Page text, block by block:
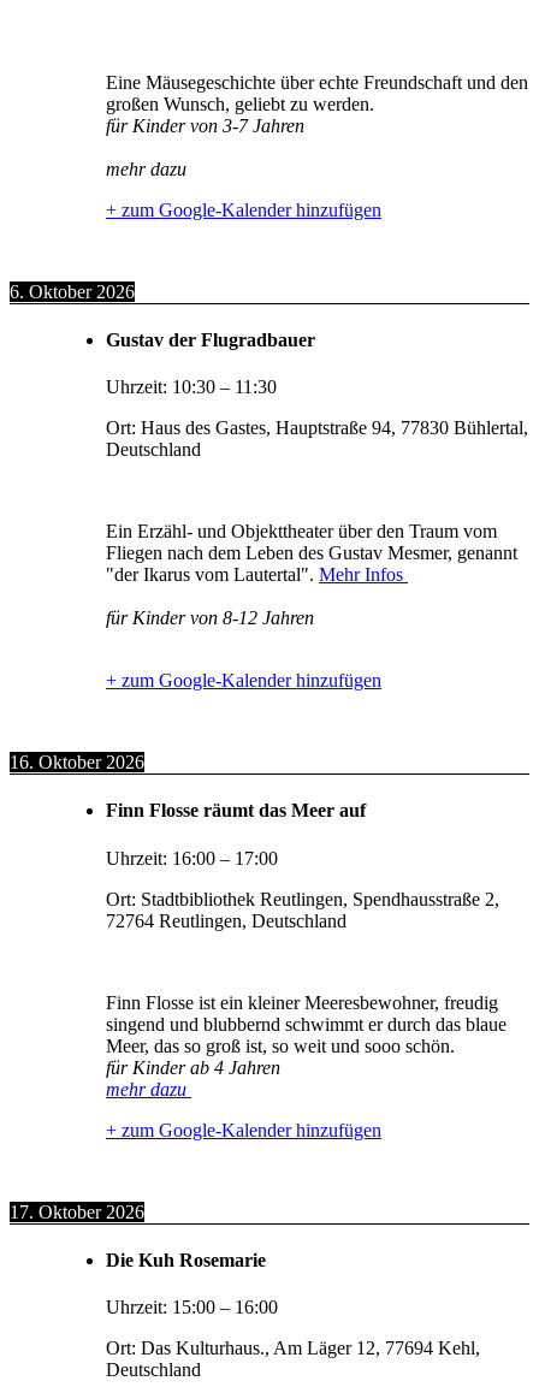
Eine Mäusegeschichte über echte Freundschaft und den
großen Wunsch, geliebt zu werden.
für Kinder von 3-7 Jahren
mehr dazu
+ zum Google-Kalender hinzufügen
6. Oktober 2026
Gustav der Flugradbauer
Uhrzeit: 10:30 – 11:30
Ort: Haus des Gastes, Hauptstraße 94, 77830 Bühlertal,
Deutschland
Ein Erzähl- und Objekttheater über den Traum vom
Fliegen nach dem Leben des Gustav Mesmer, genannt
"der Ikarus vom Lautertal". Mehr Infos
für Kinder von 8-12 Jahren
+ zum Google-Kalender hinzufügen
16. Oktober 2026
Finn Flosse räumt das Meer auf
Uhrzeit: 16:00 – 17:00
Ort: Stadtbibliothek Reutlingen, Spendhausstraße 2,
72764 Reutlingen, Deutschland
Finn Flosse ist ein kleiner Meeresbewohner, freudig
singend und blubbernd schwimmt er durch das blaue
Meer, das so groß ist, so weit und sooo schön.
für Kinder ab 4 Jahren
mehr dazu
+ zum Google-Kalender hinzufügen
17. Oktober 2026
Die Kuh Rosemarie
Uhrzeit: 15:00 – 16:00
Ort: Das Kulturhaus., Am Läger 12, 77694 Kehl,
Deutschland